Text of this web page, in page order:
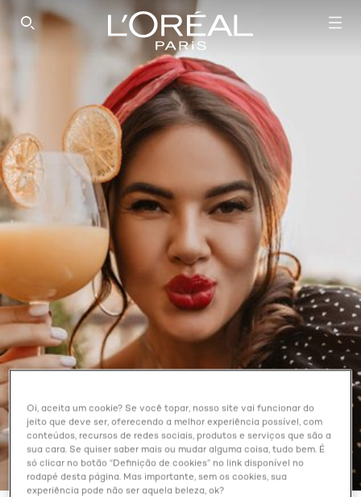
SEARCH THIS SITE
Oi, aceita um cookie? Se você topar, nosso site vai funcionar do
jeito que deve ser, oferecendo a melhor experiência possível, com
conteúdos, recursos de redes sociais, produtos e serviços que são a
sua cara. Se quiser saber mais ou mudar alguma coisa, tudo bem. É
só clicar no botão “Definição de cookies” no link disponível no
rodapé desta página. Mas importante, sem os cookies, sua
experiência pode não ser aquela beleza, ok?